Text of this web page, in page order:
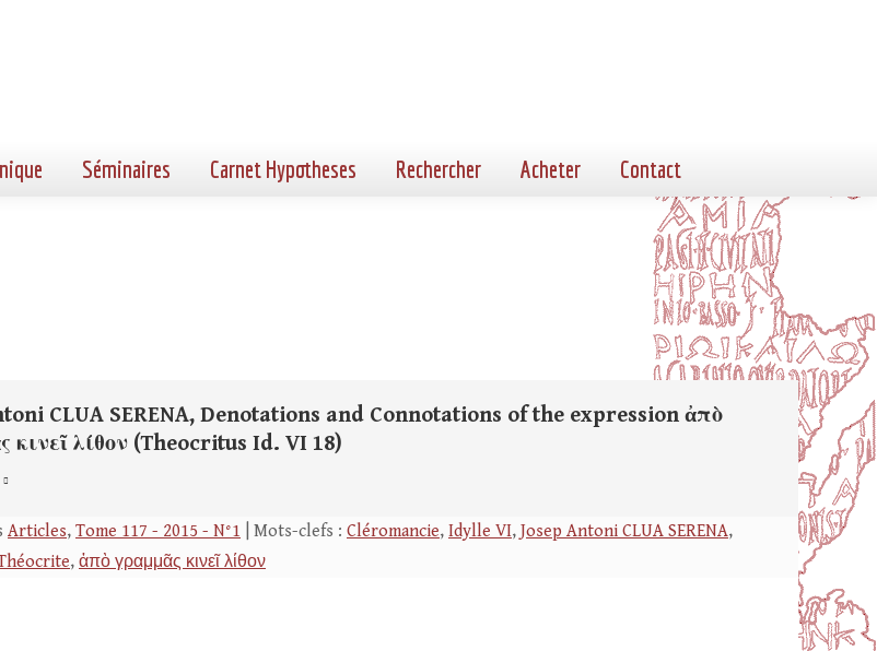
Séminaires Carnet Hypotheses Rechercher Acheter Contact
CLUA SERENA, Denotations and Connotations of the expression ἀπὸ
κινεῖ λίθον (Theocritus Id. VI 18)
Articles, Tome 117 - 2015 - N°1 | Mots-clefs : Cléromancie, Idylle VI, Josep Antoni CLUA SERENA,
, ἀπὸ γραμμᾶς κινεῖ λίθον